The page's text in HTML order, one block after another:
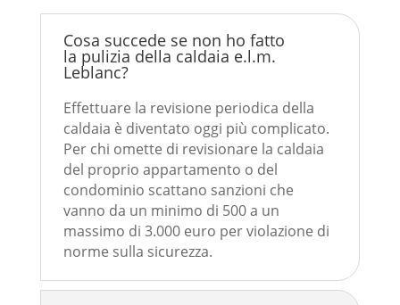
Cosa succede se non ho fatto
la pulizia della caldaia e.l.m.
Leblanc?
Effettuare la revisione periodica della
caldaia è diventato oggi più complicato.
Per chi omette di revisionare la caldaia
del proprio appartamento o del
condominio scattano sanzioni che
vanno da un minimo di 500 a un
massimo di 3.000 euro per violazione di
norme sulla sicurezza.